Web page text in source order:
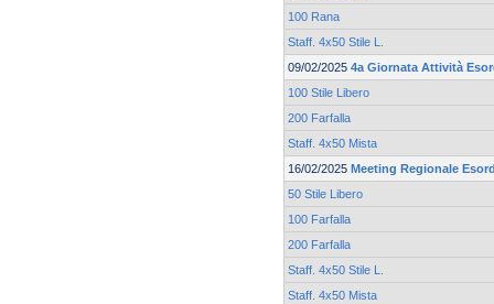
100 Rana
Staff. 4x50 Stile L.
09/02/2025 4a Giornata Attività
100 Stile Libero
200 Farfalla
Staff. 4x50 Mista
16/02/2025 Meeting Regionale
50 Stile Libero
100 Farfalla
200 Farfalla
Staff. 4x50 Stile L.
Staff. 4x50 Mista